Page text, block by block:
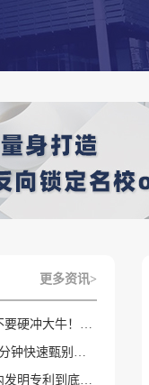
项6.5以上。
更多资讯>
【博士申请】申请博士没有论文不要硬冲大牛！学会精准筛选导师
【博士申请】套磁前先查官网：3分钟快速甄别只收985/高绩点的内卷课题组
【博士留学】海外申博干货：国内发明专利到底能不能加分？含金量一文讲透